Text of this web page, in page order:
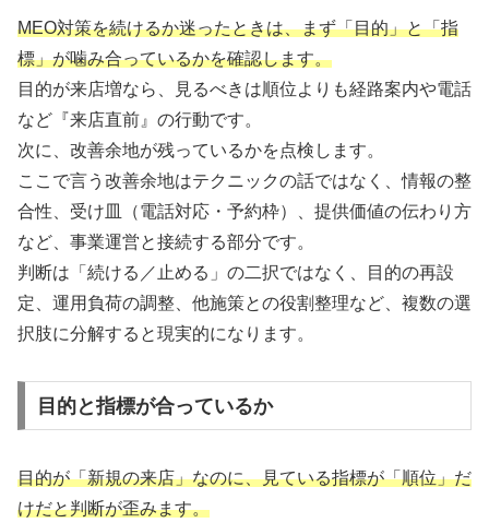
MEO対策を続けるか迷ったときは、まず「目的」と「指
標」が噛み合っているかを確認します。
目的が来店増なら、見るべきは順位よりも経路案内や電話
など『来店直前』の行動です。
次に、改善余地が残っているかを点検します。
ここで言う改善余地はテクニックの話ではなく、情報の整
合性、受け皿（電話対応・予約枠）、提供価値の伝わり方
など、事業運営と接続する部分です。
判断は「続ける／止める」の二択ではなく、目的の再設
定、運用負荷の調整、他施策との役割整理など、複数の選
択肢に分解すると現実的になります。
目的と指標が合っているか
目的が「新規の来店」なのに、見ている指標が「順位」だ
けだと判断が歪みます。